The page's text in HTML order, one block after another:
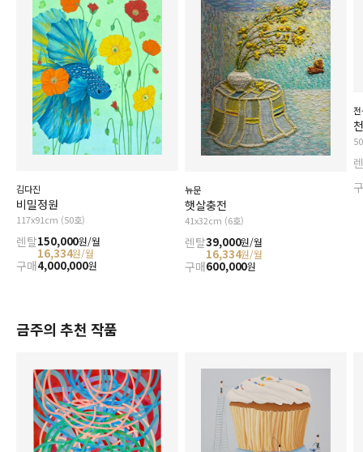
김다진
비밀정원
117x91cm (50호)
렌탈150,000원/월
16,334원/월
구매4,000,000원
뉴문
햇살충전
41x32cm (6호)
렌탈39,000원/월
16,334원/월
구매600,000원
금주의 추천 작품